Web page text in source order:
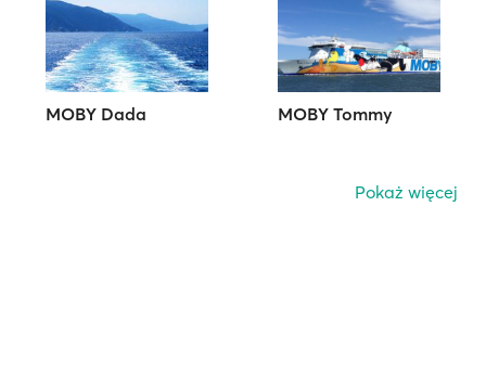
MOBY Dada MOBY Tommy
Pokaż więcej